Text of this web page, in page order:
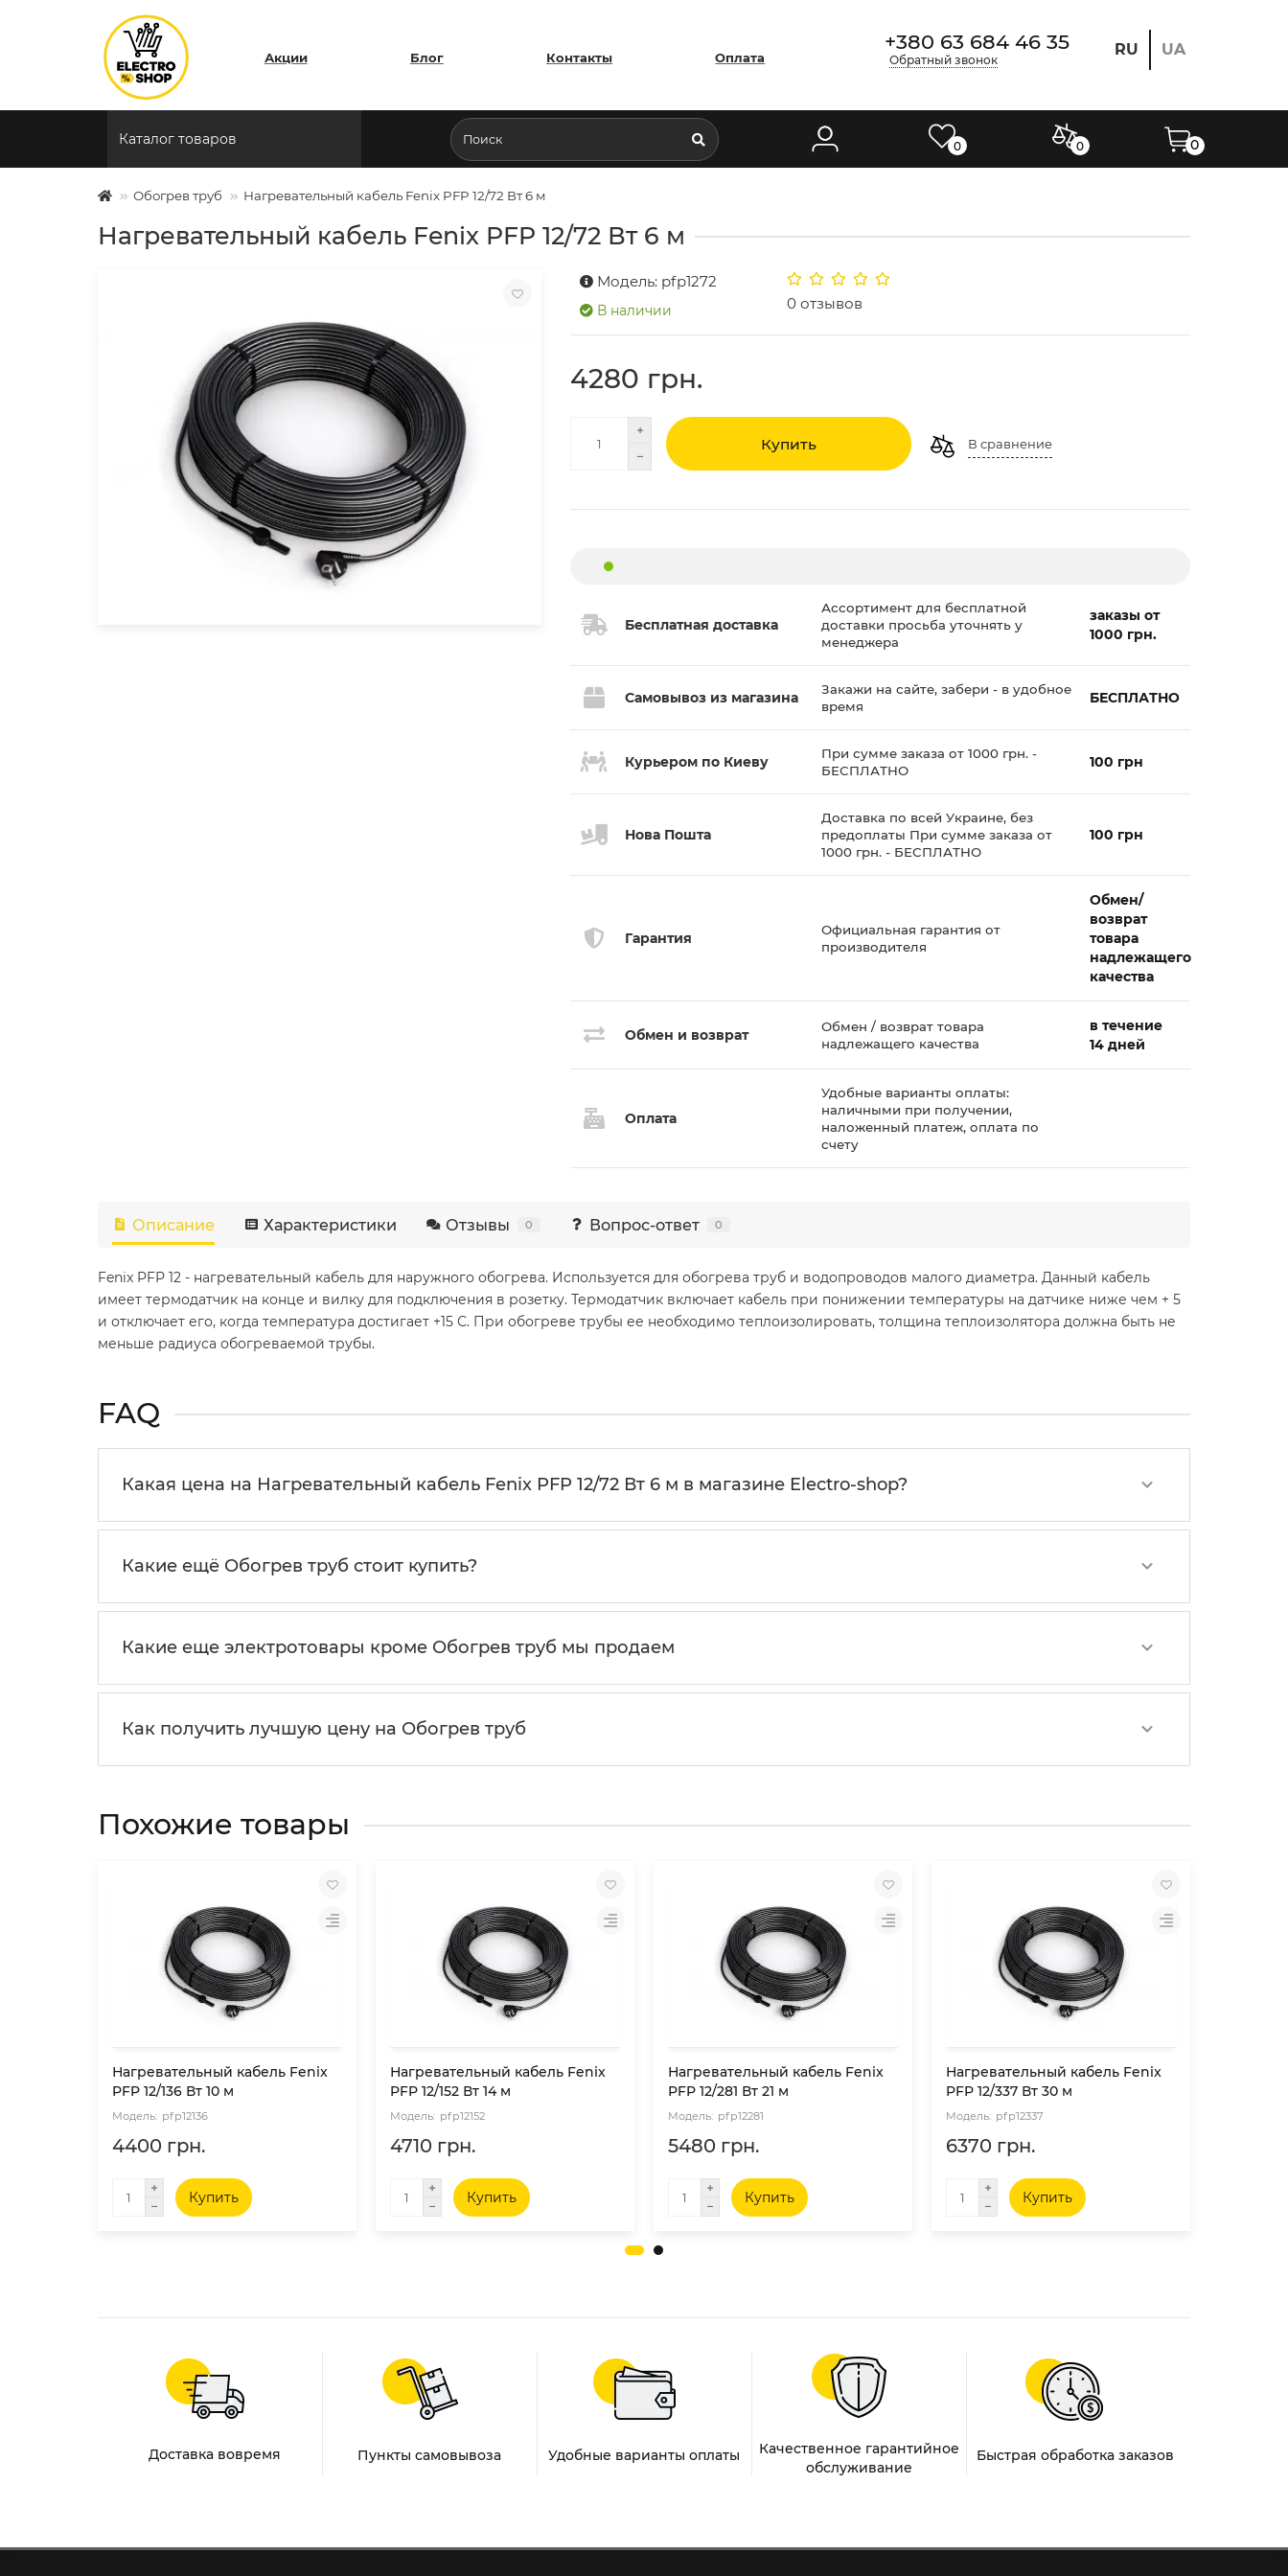
Акции Блог Контакты Оплата
+380 63 684 46 35
Обратный звонок
RU UA
Каталог товаров 0 0 0
Обогрев труб Нагревательный кабель Fenix PFP 12/72 Вт 6 м
Нагревательный кабель Fenix PFP 12/72 Вт 6 м
Модель: pfp1272
В наличии 0 отзывов
4280 грн.
Купить В сравнение
Бесплатная доставка
Ассортимент для бесплатной
доставки просьба уточнять у
менеджера
заказы от
1000 грн.
Самовывоз из магазина
Закажи на сайте, забери - в удобное
время
БЕСПЛАТНО
Курьером по Киеву
При сумме заказа от 1000 грн. -
БЕСПЛАТНО
100 грн
Нова Пошта
Доставка по всей Украине, без
предоплаты При сумме заказа от
1000 грн. - БЕСПЛАТНО
100 грн
Гарантия
Официальная гарантия от
производителя
Обмен/
возврат
товара
надлежащего
качества
Обмен и возврат
Обмен / возврат товара
надлежащего качества
в течение
14 дней
Оплата
Удобные варианты оплаты:
наличными при получении,
наложенный платеж, оплата по
счету
Описание Характеристики Отзывы 0 Вопрос-ответ 0
Fenix PFP 12 - нагревательный кабель для наружного обогрева. Используется для обогрева труб и водопроводов малого диаметра. Данный кабель
имеет термодатчик на конце и вилку для подключения в розетку. Термодатчик включает кабель при понижении температуры на датчике ниже чем + 5
и отключает его, когда температура достигает +15 С. При обогреве трубы ее необходимо теплоизолировать, толщина теплоизолятора должна быть не
меньше радиуса обогреваемой трубы.
FAQ
Какая цена на Нагревательный кабель Fenix PFP 12/72 Вт 6 м в магазине Electro-shop?
Какие ещё Обогрев труб стоит купить?
Какие еще электротовары кроме Обогрев труб мы продаем
Как получить лучшую цену на Обогрев труб
Похожие товары
Нагревательный кабель Fenix
PFP 12/136 Вт 10 м
pfp12136
4400 грн.
Купить
Нагревательный кабель Fenix
PFP 12/152 Вт 14 м
pfp12152
4710 грн.
Купить
Нагревательный кабель Fenix
PFP 12/281 Вт 21 м
pfp12281
5480 грн.
Купить
Нагревательный кабель Fenix
PFP 12/337 Вт 30 м
pfp12337
6370 грн.
Купить
Доставка вовремя Пункты самовывоза Удобные варианты оплаты
Качественное гарантийное
обслуживание
Быстрая обработка заказов